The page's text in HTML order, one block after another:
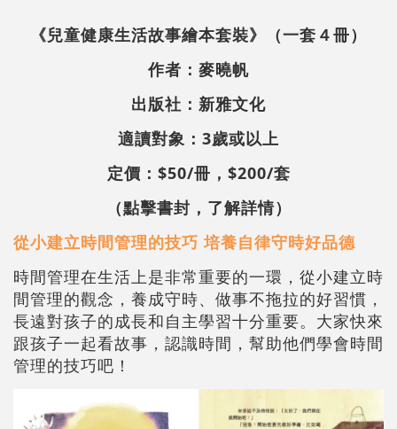
《兒童健康生活故事繪本套裝》（一套４冊）
作者：麥曉帆
出版社：新雅文化
適讀對象：3歲或以上
定價：$50/冊，$200/套
（點擊書封，了解詳情）
從小建立時間管理的技巧 培養自律守時好品德
時間管理在生活上是非常重要的一環，從小建立時
間管理的觀念，養成守時、做事不拖拉的好習慣，
長遠對孩子的成長和自主學習十分重要。大家快來
跟孩子一起看故事，認識時間，幫助他們學會時間
管理的技巧吧！